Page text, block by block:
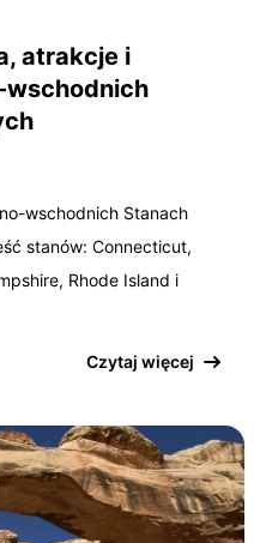
atrakcje i
wschodnich
wschodnich Stanach
stanów: Connecticut,
Rhode Island i
Czytaj więcej